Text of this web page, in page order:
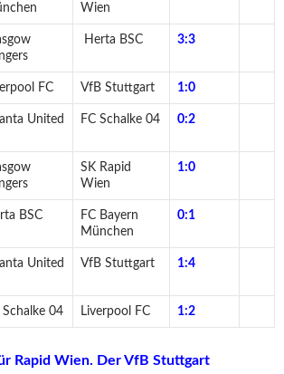
Wien
Herta BSC 3:3
FC VfB Stuttgart 1:0
United
FC Schalke 04 0:2
SK Rapid
Wien
1:0
BSC
FC Bayern
München
0:1
United
VfB Stuttgart 1:4
Schalke 04 Liverpool FC 1:2
Rapid Wien. Der VfB Stuttgart